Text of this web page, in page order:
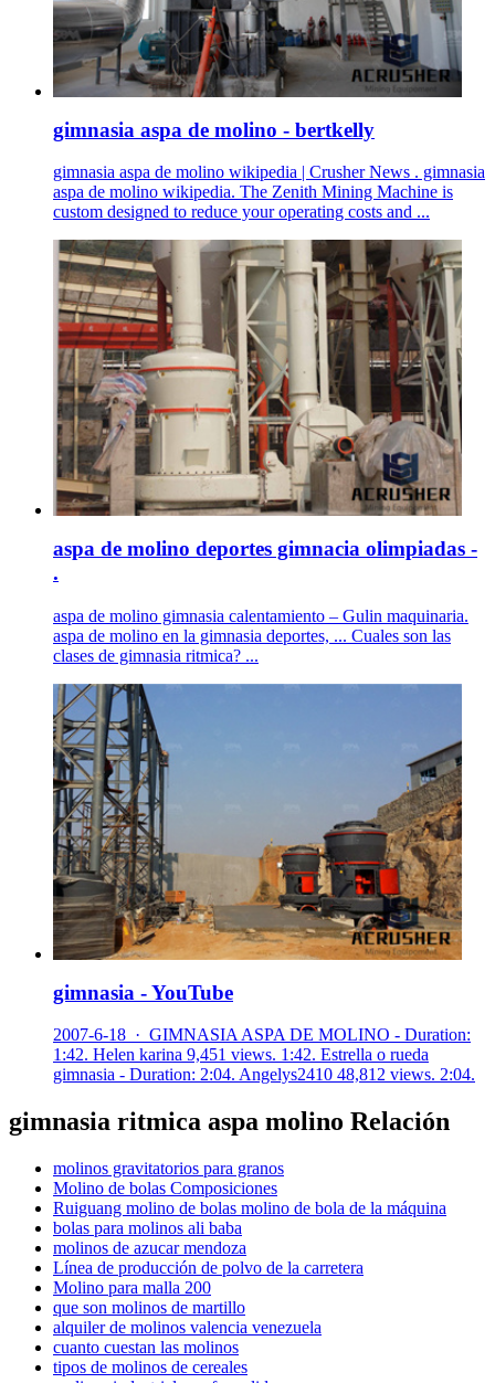
gimnasia aspa de molino - bertkelly
gimnasia aspa de molino wikipedia | Crusher News . gimnasia
aspa de molino wikipedia. The Zenith Mining Machine is
custom designed to reduce your operating costs and ...
aspa de molino deportes gimnacia olimpiadas -
.
aspa de molino gimnasia calentamiento – Gulin maquinaria.
aspa de molino en la gimnasia deportes, ... Cuales son las
clases de gimnasia ritmica? ...
gimnasia - YouTube
2007-6-18 · GIMNASIA ASPA DE MOLINO - Duration:
1:42. Helen karina 9,451 views. 1:42. Estrella o rueda
gimnasia - Duration: 2:04. Angelys2410 48,812 views. 2:04.
gimnasia ritmica aspa molino Relación
molinos gravitatorios para granos
Molino de bolas Composiciones
Ruiguang molino de bolas molino de bola de la máquina
bolas para molinos ali baba
molinos de azucar mendoza
Línea de producción de polvo de la carretera
Molino para malla 200
que son molinos de martillo
alquiler de molinos valencia venezuela
cuanto cuestan las molinos
tipos de molinos de cereales